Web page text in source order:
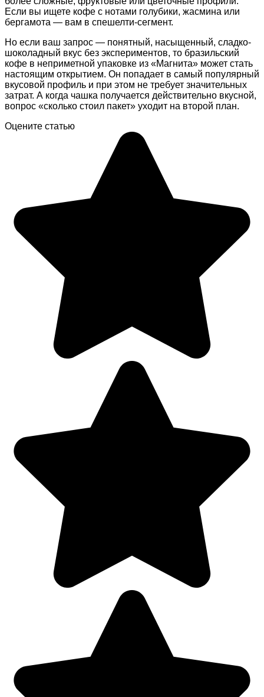
Если вы ищете кофе с нотами голубики, жасмина или
бергамота — вам в спешелти-сегмент.
Но если ваш запрос — понятный, насыщенный, сладко-
шоколадный вкус без экспериментов, то бразильский
кофе в неприметной упаковке из «Магнита» может стать
настоящим открытием. Он попадает в самый популярный
вкусовой профиль и при этом не требует значительных
затрат. А когда чашка получается действительно вкусной,
вопрос «сколько стоил пакет» уходит на второй план.
Оцените статью